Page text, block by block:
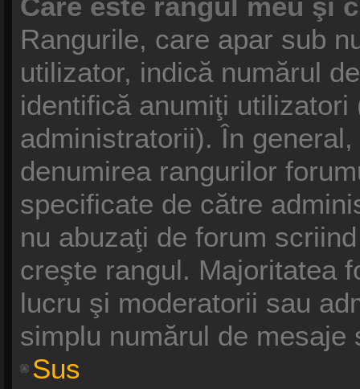
Rangurile, care apar sub
utilizator, indică numărul
identifică anumiţi
administratorii). În
denumirea rangurilor
specificate de către
nu abuzaţi de forum
creşte rangul. Majoritatea
lucru şi moderatorii sau
simplu numărul de mesaje
Sus